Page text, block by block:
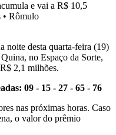
e vai a R$ 10,5
• Rômulo
noite desta quarta-feira (19)
no Espaço da Sorte,
2,1 milhões.
09 - 15 - 27 - 65 - 76
nas próximas horas. Caso
o valor do prêmio